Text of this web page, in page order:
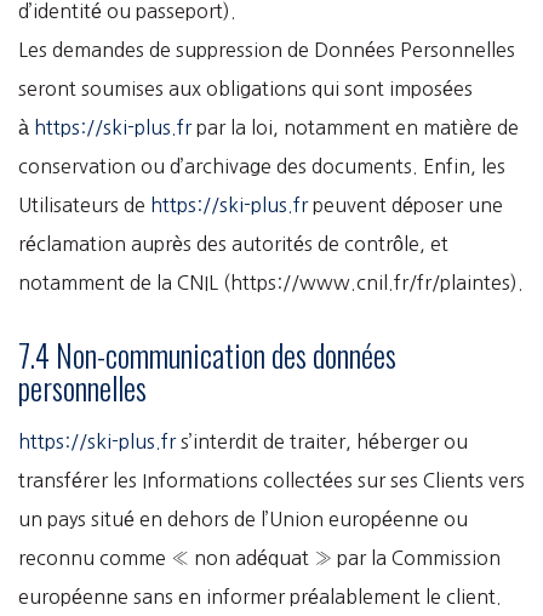
d’identité ou passeport).
Les demandes de suppression de Données Personnelles
seront soumises aux obligations qui sont imposées
à https://ski-plus.frpar la loi, notamment en matière de
conservation ou d’archivage des documents. Enfin, les
Utilisateurs de https://ski-plus.frpeuvent déposer une
réclamation auprès des autorités de contrôle, et
notamment de la CNIL (https://www.cnil.fr/fr/plaintes).
7.4 Non-communication des données
personnelles
https://ski-plus.frs’interdit de traiter, héberger ou
transférer les Informations collectées sur ses Clients vers
un pays situé en dehors de l’Union européenne ou
reconnu comme « non adéquat » par la Commission
européenne sans en informer préalablement le client.